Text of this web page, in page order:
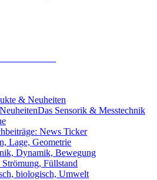
& Neuheiten
Das Sensorik & Messtechnik
News Ticker
Lage, Geometrie
Dynamik, Bewegung
Füllstand
biologisch, Umwelt